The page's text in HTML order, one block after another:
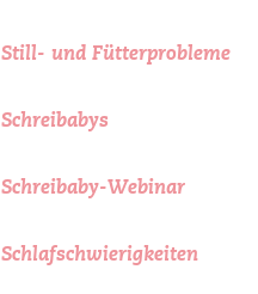
Still- und Fütterprobleme
Schreibabys
Schreibaby-Webinar
Schlafschwierigkeiten